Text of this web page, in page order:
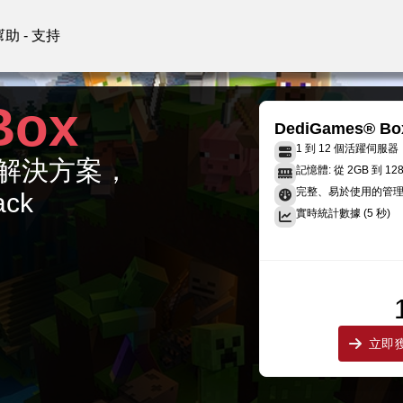
助 - 支持
決方案，
DediGames®
1 到 12 個活躍伺服器
記憶體: 從 2GB 到
完整、易於使用的管
實時統計數據 (5 秒)
立即